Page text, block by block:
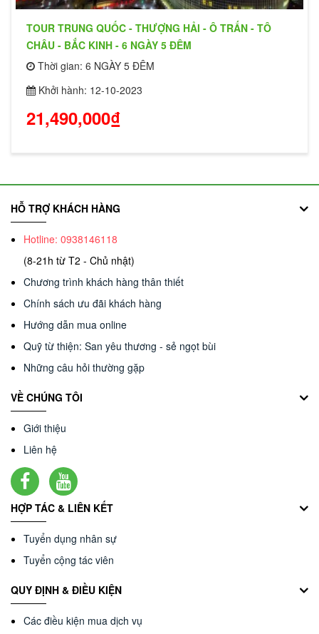
TOUR TRUNG QUỐC - THƯỢNG HẢI - Ô TRẤN - TÔ
CHÂU - BẮC KINH - 6 NGÀY 5 ĐÊM
Thời gian: 6 NGÀY 5 ĐÊM
Khởi hành: 12-10-2023
21,490,000₫
HỖ TRỢ KHÁCH HÀNG
Hotline: 0938146118
(8-21h từ T2 - Chủ nhật)
Chương trình khách hàng thân thiết
Chính sách ưu đãi khách hàng
Hướng dẫn mua online
Quỹ từ thiện: San yêu thương - sẻ ngọt bùi
Những câu hỏi thường gặp
VỀ CHÚNG TÔI
Giới thiệu
Liên hệ
HỢP TÁC & LIÊN KẾT
Tuyển dụng nhân sự
Tuyển cộng tác viên
QUY ĐỊNH & ĐIỀU KIỆN
Các điều kiện mua dịch vụ